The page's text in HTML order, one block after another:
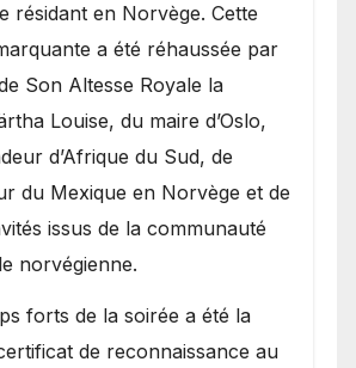
résidant en Norvège. Cette
a été réhaussée par
Son Altesse Royale la
Louise, du maire d’Oslo,
d’Afrique du Sud, de
du Mexique en Norvège et de
issus de la communauté
norvégienne.
forts de la soirée a été la
de reconnaissance au